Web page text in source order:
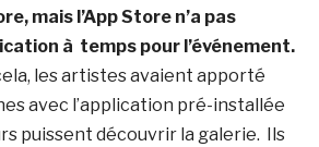
mais l’App Store n’a pas
à temps pour l’événement.
les artistes avaient apporté
avec l’application pré-installée
puissent découvrir la galerie. Ils